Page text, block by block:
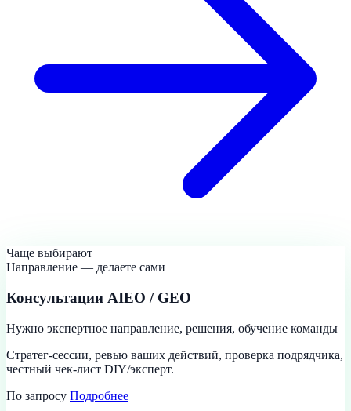
Чаще выбирают
Направление — делаете сами
Консультации AIEO / GEO
Нужно экспертное направление, решения, обучение команды
Стратег-сессии, ревью ваших действий, проверка подрядчика,
честный чек-лист DIY/эксперт.
По запросу Подробнее